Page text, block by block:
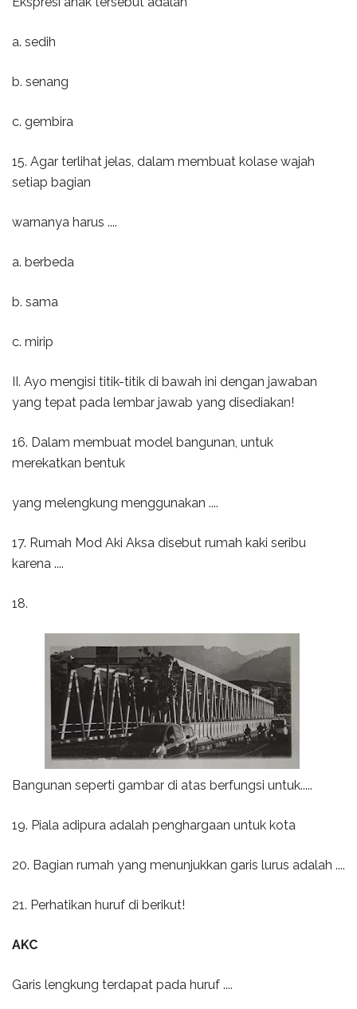
a. sedih
b. senang
c. gembira
15. Agar terlihat jelas, dalam membuat kolase wajah
setiap bagian
warnanya harus ....
a. berbeda
b. sama
c. mirip
II. Ayo mengisi titik-titik di bawah ini dengan jawaban
yang tepat pada lembar jawab yang disediakan!
16. Dalam membuat model bangunan, untuk
merekatkan bentuk
yang melengkung menggunakan ....
17. Rumah Mod Aki Aksa disebut rumah kaki seribu
karena ....
18.
Bangunan seperti gambar di atas berfungsi untuk.....
19. Piala adipura adalah penghargaan untuk kota
20. Bagian rumah yang menunjukkan garis lurus adalah ....
21. Perhatikan huruf di berikut!
AKC
Garis lengkung terdapat pada huruf ....